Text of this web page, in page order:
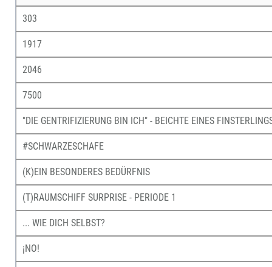
303
1917
2046
7500
"DIE GENTRIFIZIERUNG BIN ICH" - BEICHTE EINES
#SCHWARZESCHAFE
(K)EIN BESONDERES BEDÜRFNIS
(T)RAUMSCHIFF SURPRISE - PERIODE 1
... WIE DICH SELBST?
¡NO!